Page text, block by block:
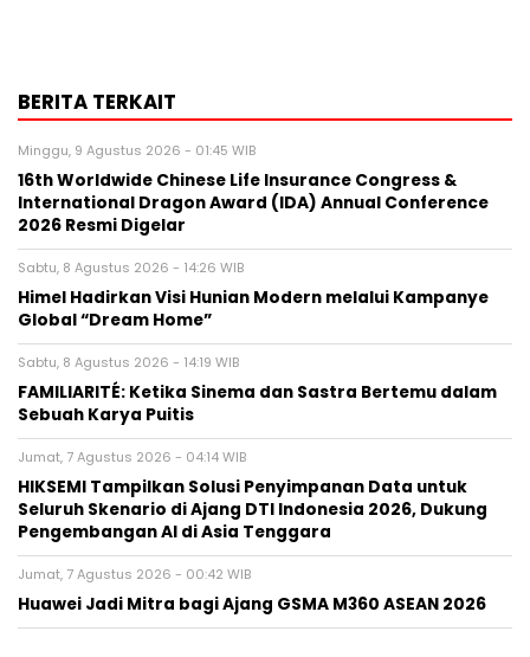
BERITA TERKAIT
Minggu, 9 Agustus 2026 - 01:45 WIB
16th Worldwide Chinese Life Insurance Congress &
International Dragon Award (IDA) Annual Conference
2026 Resmi Digelar
Sabtu, 8 Agustus 2026 - 14:26 WIB
Himel Hadirkan Visi Hunian Modern melalui Kampanye
Global “Dream Home”
Sabtu, 8 Agustus 2026 - 14:19 WIB
FAMILIARITÉ: Ketika Sinema dan Sastra Bertemu dalam
Sebuah Karya Puitis
Jumat, 7 Agustus 2026 - 04:14 WIB
HIKSEMI Tampilkan Solusi Penyimpanan Data untuk
Seluruh Skenario di Ajang DTI Indonesia 2026, Dukung
Pengembangan AI di Asia Tenggara
Jumat, 7 Agustus 2026 - 00:42 WIB
Huawei Jadi Mitra bagi Ajang GSMA M360 ASEAN 2026